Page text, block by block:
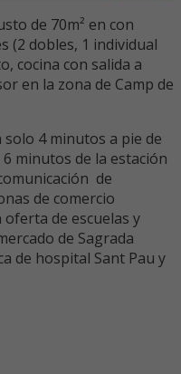
de 70m² en con
(2 dobles, 1 individual
cocina con salida a
en la zona de Camp de
solo 4 minutos a pie de
minutos de la estación
de
de comercio
de escuelas y
de Sagrada
de hospital Sant Pau y